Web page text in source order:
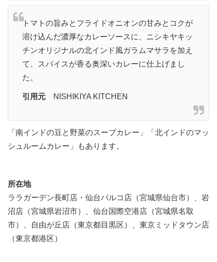
トマトの旨みとフライドオニオンの甘みとコクが
溶け込んだ濃厚なカレーソースに、ニシキヤキッ
チンオリジナルの北インド風ガラムマサラを加え
て、スパイスが香る奥深いカレーに仕上げまし
た。
引用元NISHIKIYA KITCHEN
「南インドの豆と野菜のスープカレー」「北インドのマッ
シュルームカレー」もあります。
所在地
ララガーデン長町店・仙台パルコ店（宮城県仙台市）、岩
沼店（宮城県岩沼市）、仙台国際空港店（宮城県名取
市）、自由が丘店（東京都目黒区）、東京ミッドタウン店
（東京都港区）